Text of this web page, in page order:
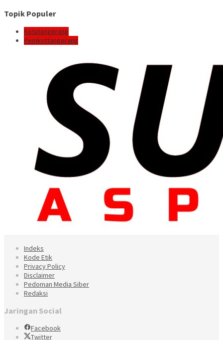
Topik Populer
Kotatangerang
Pemkottangerang
Indeks
Kode Etik
Privacy Policy
Disclaimer
Pedoman Media Siber
Redaksi
Jaringan Social
Facebook
Twitter